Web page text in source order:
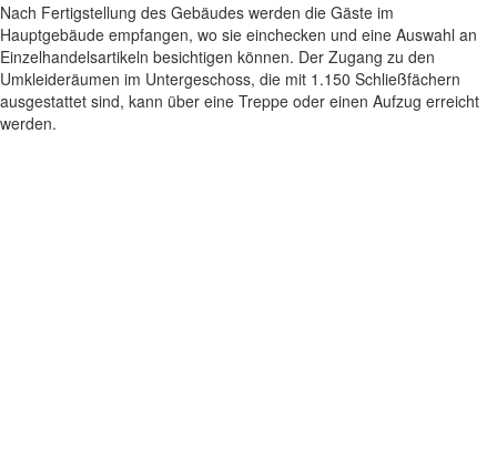
Nach Fertigstellung des Gebäudes werden die Gäste im
Hauptgebäude empfangen, wo sie einchecken und eine Auswahl an
Einzelhandelsartikeln besichtigen können. Der Zugang zu den
Umkleideräumen im Untergeschoss, die mit 1.150 Schließfächern
ausgestattet sind, kann über eine Treppe oder einen Aufzug erreicht
werden.